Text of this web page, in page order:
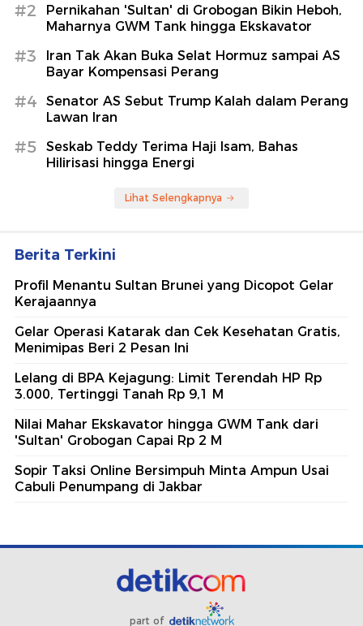
#2
Pernikahan 'Sultan' di Grobogan Bikin Heboh,
Maharnya GWM Tank hingga Ekskavator
#3
Iran Tak Akan Buka Selat Hormuz sampai AS
Bayar Kompensasi Perang
#4
Senator AS Sebut Trump Kalah dalam Perang
Lawan Iran
#5
Seskab Teddy Terima Haji Isam, Bahas
Hilirisasi hingga Energi
Lihat Selengkapnya
Berita Terkini
Profil Menantu Sultan Brunei yang Dicopot Gelar
Kerajaannya
Gelar Operasi Katarak dan Cek Kesehatan Gratis,
Menimipas Beri 2 Pesan Ini
Lelang di BPA Kejagung: Limit Terendah HP Rp
3.000, Tertinggi Tanah Rp 9,1 M
Nilai Mahar Ekskavator hingga GWM Tank dari
'Sultan' Grobogan Capai Rp 2 M
Sopir Taksi Online Bersimpuh Minta Ampun Usai
Cabuli Penumpang di Jakbar
part of